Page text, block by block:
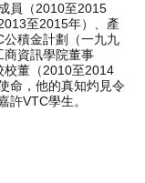
員（2010至2015
至2015年）、產
積金計劃（一九九
商資訊學院董事
校董（2010至2014
命，他的真知灼見令
許VTC學生。